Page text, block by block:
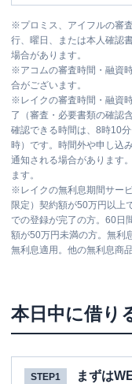
※プロミス、アイフルの審
行、曜日、または本人確認
場合があります。
※アコムの審査時間・融資
合がございます。
※ レイクの審査時間・融資
了（審査・必要書類の確認
確認できる時間は、8時10
時）です。時間外や申し込
通知される場合があります
ます。
※ レイクの無利息期間サー
限定）契約額が50万円以上
での登録が完了の方。60日
額が50万円未満の方。無利
無利息適用。他の無利息商
本日中に借り
STEP1 まずは